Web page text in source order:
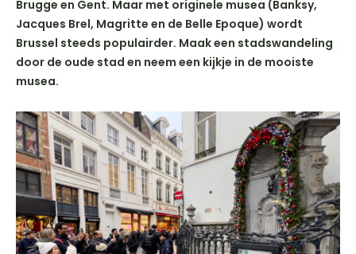
Brugge en Gent. Maar met originele musea (Banksy,
Jacques Brel, Magritte en de Belle Epoque) wordt
Brussel steeds populairder. Maak een stadswandeling
door de oude stad en neem een kijkje in de mooiste
musea.